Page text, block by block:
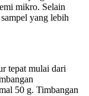
mikro. Selain
yang lebih
tepat mulai dari
50 g. Timbangan